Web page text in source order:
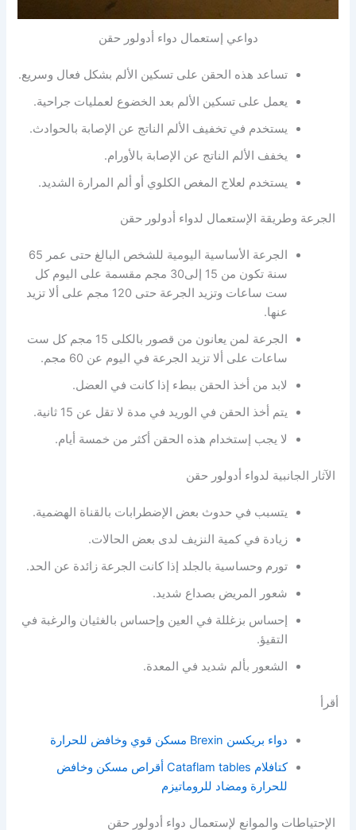
دواعي إستعمال دواء أدولور حقن
تساعد هذه الحقن على تسكين الألم بشكل فعال وسريع.
يعمل على تسكين الألم بعد الخضوع لعمليات جراحية.
يستخدم في تخفيف الألم الناتج عن الإصابة بالحوادث.
يخفف الألم الناتج عن الإصابة بالأورام.
يستخدم لعلاج المغص الكلوي أو ألم المرارة الشديد.
الجرعة وطريقة الإستعمال لدواء أدولور حقن
الجرعة الأساسية اليومية للشخص البالغ حتى عمر 65
سنة تكون من 15 إلى30 مجم مقسمة على اليوم كل
ست ساعات وتزيد الجرعة حتى 120 مجم على ألا تزيد
عنها.
الجرعة لمن يعانون من قصور بالكلى 15 مجم كل ست
ساعات على ألا تزيد الجرعة في اليوم عن 60 مجم.
لابد من أخذ الحقن ببطء إذا كانت في العضل.
يتم أخذ الحقن في الوريد في مدة لا تقل عن 15 ثانية.
لا يجب إستخدام هذه الحقن أكثر من خمسة أيام.
الآثار الجانبية لدواء أدولور حقن
يتسبب في حدوث بعض الإضطرابات بالقناة الهضمية.
زيادة في كمية النزيف لدى بعض الحالات.
تورم وحساسية بالجلد إذا كانت الجرعة زائدة عن الحد.
شعور المريض بصداع شديد.
إحساس بزغللة في العين وإحساس بالغثيان والرغبة في
التقيؤ.
الشعور بألم شديد في المعدة.
أقرأ
دواء بريكسن Brexin مسكن قوي وخافض للحرارة
كتافلام Cataflam tables أقراص مسكن وخافض
للحرارة ومضاد للروماتيزم
الإحتياطات والموانع لإستعمال دواء أدولور حقن